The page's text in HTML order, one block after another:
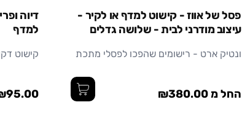
פסל של אווז - קישוט למדף או לקיר -
עיצוב מודרני לבית - שלושה גדלים
ונטיק ארט - רישומים שהפכו לפסלי מתכת
החל מ ₪380.00
דיוה
למדף
קישוט